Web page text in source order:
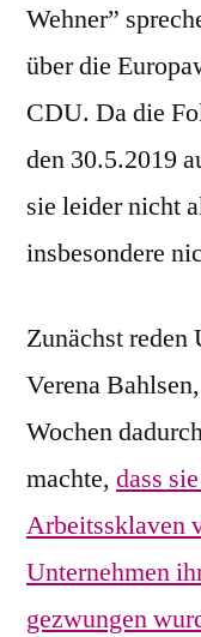
Wehner”
über die
CDU. Da die
den 30.5.2019
sie leider nicht
insbesondere
Zunächst
Verena
Wochen
machte, dass
Arbeitssklaven
Unternehmen
gezwungen